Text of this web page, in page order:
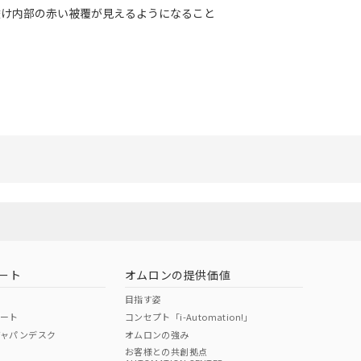
内部の赤い被覆が見えるようになること
ト
ト
パンデスク
オムロンの提供価値
目指す姿
コンセプト「i-Automation!」
オムロンの強み
お客様との共創拠点